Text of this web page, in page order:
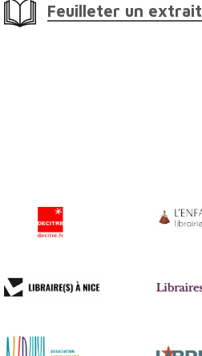
Feuilleter un extrait